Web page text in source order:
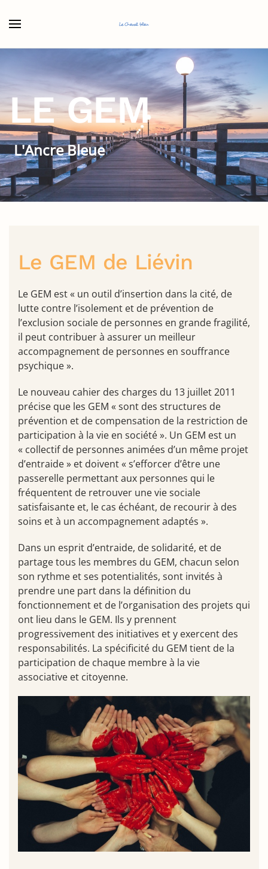
LE GEM
L'Ancre Bleue
Le GEM de Liévin
Le GEM est « un outil d’insertion dans la cité, de
lutte contre l’isolement et de prévention de
l’exclusion sociale de personnes en grande fragilité,
il peut contribuer à assurer un meilleur
accompagnement de personnes en souffrance
psychique ».
Le nouveau cahier des charges du 13 juillet 2011
précise que les GEM « sont des structures de
prévention et de compensation de la restriction de
participation à la vie en société ». Un GEM est un
« collectif de personnes animées d’un même projet
d’entraide » et doivent « s’efforcer d’être une
passerelle permettant aux personnes qui le
fréquentent de retrouver une vie sociale
satisfaisante et, le cas échéant, de recourir à des
soins et à un accompagnement adaptés ».
Dans un esprit d’entraide, de solidarité, et de
partage tous les membres du GEM, chacun selon
son rythme et ses potentialités, sont invités à
prendre une part dans la définition du
fonctionnement et de l’organisation des projets qui
ont lieu dans le GEM. Ils y prennent
progressivement des initiatives et y exercent des
responsabilités. La spécificité du GEM tient de la
participation de chaque membre à la vie
associative et citoyenne.